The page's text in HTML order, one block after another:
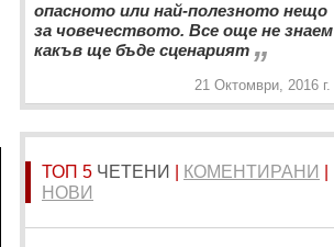
опасното или най-полезното нещо
за човечеството. Все още не знаем
какъв ще бъде сценарият „
21 Октомври, 2016 г.
ТОП 5 ЧЕТЕНИ КОМЕНТИРАНИ
НОВИ